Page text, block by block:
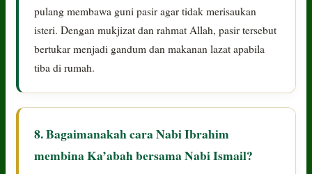
pulang membawa guni pasir agar tidak merisaukan
isteri. Dengan mukjizat dan rahmat Allah, pasir tersebut
bertukar menjadi gandum dan makanan lazat apabila
tiba di rumah.
8. Bagaimanakah cara Nabi Ibrahim
membina Ka’abah bersama Nabi Ismail?